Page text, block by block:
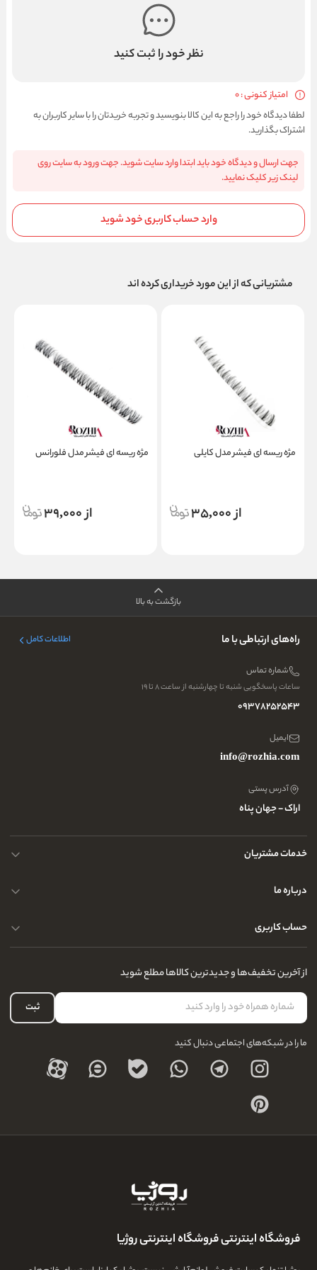
نظر خود را ثبت کنید
امتیاز کنونی : 0
لطفا دیدگاه خود را راجع به این کالا بنویسید و تجربه خریدتان را با سایر کاربران به
اشتراک بگذارید.
جهت ارسال و دیدگاه خود باید ابتدا وارد سایت شوید. جهت ورود به سایت روی
لینک زیر کلیک نمایید.
وارد حساب کاربری خود شوید
مشتریانی که از این مورد خریداری کرده اند
مژه ریسه ای فیشر مدل کایلی
از 35,000
مژه ریسه ای فیشر مدل فلورانس
از 39,000
بازگشت به بالا
راه‌های ارتباطی با ما اطلاعات کامل
شماره تماس
ساعات پاسخگویی شنبه تا چهارشنبه از ساعت ۸ تا ۱۹
09378252543
ایمیل
info@rozhia.com
آدرس پستی
اراک - جهان پناه
خدمات مشتریان
حریم خصوصی کاربران
تماس با ما
درباره ما
سوالات متداول
آدرس فروشگاه
نحوه ارسال کالا
نحوه بازگشت کالا
درباره ما
حساب کاربری
لیست علاقه‌مندی
حساب کاربری
از آخرین تخفیف‌ها و جدیدترین کالاها مطلع شوید
ثبت
ما را در شبکه‌های اجتماعی دنبال کنید
فروشگاه اینترنتی فروشگاه اینترنتی روژیا